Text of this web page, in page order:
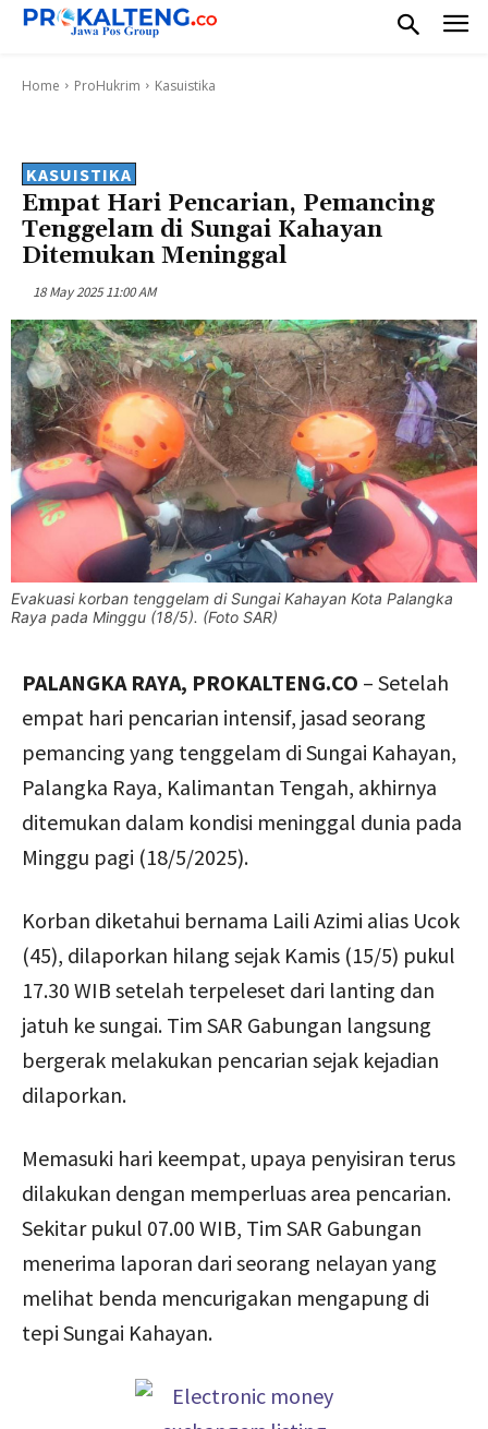
Home ProHukrim Kasuistika
KASUISTIKA
Empat Hari Pencarian, Pemancing
Tenggelam di Sungai Kahayan
Ditemukan Meninggal
18 May 2025 11:00 AM
Evakuasi korban tenggelam di Sungai Kahayan Kota Palangka
Raya pada Minggu (18/5). (Foto SAR)
PALANGKA RAYA, PROKALTENG.CO – Setelah
empat hari pencarian intensif, jasad seorang
pemancing yang tenggelam di Sungai Kahayan,
Palangka Raya, Kalimantan Tengah, akhirnya
ditemukan dalam kondisi meninggal dunia pada
Minggu pagi (18/5/2025).
Korban diketahui bernama Laili Azimi alias Ucok
(45), dilaporkan hilang sejak Kamis (15/5) pukul
17.30 WIB setelah terpeleset dari lanting dan
jatuh ke sungai. Tim SAR Gabungan langsung
bergerak melakukan pencarian sejak kejadian
dilaporkan.
Memasuki hari keempat, upaya penyisiran terus
dilakukan dengan memperluas area pencarian.
Sekitar pukul 07.00 WIB, Tim SAR Gabungan
menerima laporan dari seorang nelayan yang
melihat benda mencurigakan mengapung di
tepi Sungai Kahayan.